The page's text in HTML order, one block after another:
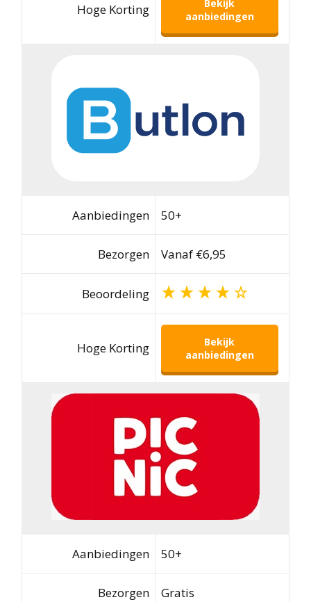
Hoge Korting
Bekijk
aanbiedingen
Aanbiedingen 50+
Bezorgen Vanaf €6,95
Beoordeling
Hoge Korting
Bekijk
aanbiedingen
Aanbiedingen 50+
Bezorgen Gratis